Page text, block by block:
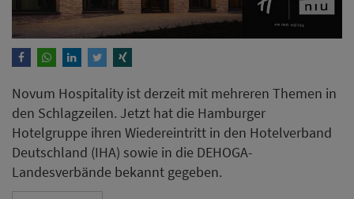
Novum Hospitality ist derzeit mit mehreren Themen in
den Schlagzeilen. Jetzt hat die Hamburger
Hotelgruppe ihren Wiedereintritt in den Hotelverband
Deutschland (IHA) sowie in die DEHOGA-
Landesverbände bekannt gegeben.